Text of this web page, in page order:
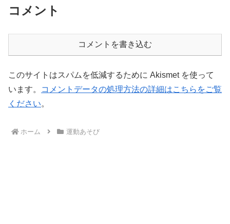
コメント
コメントを書き込む
このサイトはスパムを低減するために Akismet を使って
います。
コメントデータの処理方法の詳細はこちらをご覧
ください。
ホーム 運動あそび